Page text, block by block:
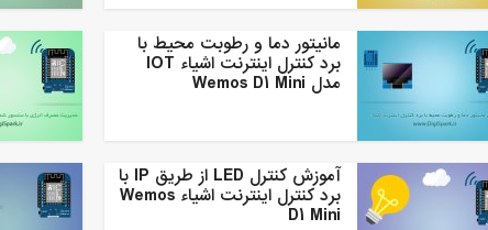
مانیتور دما و رطوبت محیط با
برد کنترل اینترنت اشیاء IOT
مدل Wemos D1 Mini
آموزش کنترل LED از طریق IP با
برد کنترل اینترنت اشیاء Wemos
D1 Mini